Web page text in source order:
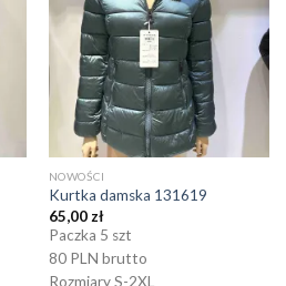
NOWOŚCI
Kurtka damska 131619
65,00 zł
Paczka 5 szt
80 PLN brutto
Rozmiary S-2XL